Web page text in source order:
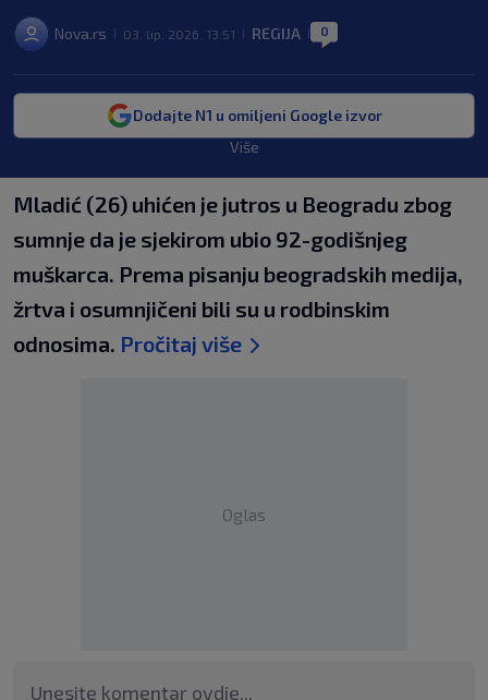
Nova.rs 03. lip. 2026. 13:51 REGIJA 0
Dodajte N1 u omiljeni Google izvor
Više
Mladić (26) uhićen je jutros u Beogradu zbog
sumnje da je sjekirom ubio 92-godišnjeg
muškarca. Prema pisanju beogradskih medija,
žrtva i osumnjičeni bili su u rodbinskim
odnosima. Pročitaj više
Oglas